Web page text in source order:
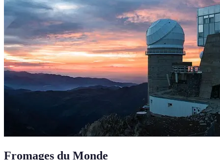
Fromages du Monde